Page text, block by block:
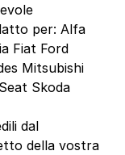
per: Alfa
Fiat Ford
Mitsubishi
Skoda
dal
della vostra